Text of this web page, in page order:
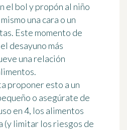
el bol y propón al niño
una cara o un
Este momento de
desayuno más
una relación
proponer esto a un
o asegúrate de
en 4, los alimentos
(y limitar los riesgos de